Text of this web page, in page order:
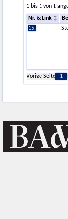
1 bis 1 von 1
Nr. & Link
15.
Vorige Seite
1